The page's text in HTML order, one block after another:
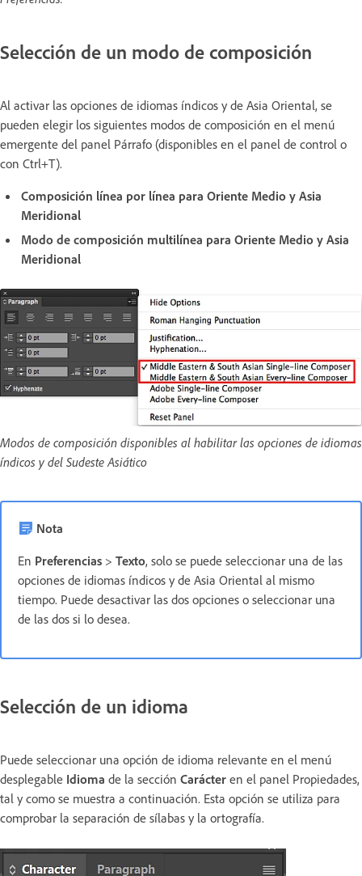
Selección de un modo de composición
Al activar las opciones de idiomas índicos y de Asia Oriental, se
pueden elegir los siguientes modos de composición en el menú
emergente del panel Párrafo (disponibles en el panel de control o
con Ctrl+T).
Composición línea por línea para Oriente Medio y Asia
Meridional
Modo de composición multilínea para Oriente Medio y Asia
Meridional
Modos de composición disponibles al habilitar las opciones de idiomas
índicos y del Sudeste Asiático
Nota
En Preferencias > Texto, solo se puede seleccionar una de las
opciones de idiomas índicos y de Asia Oriental al mismo
tiempo. Puede desactivar las dos opciones o seleccionar una
de las dos si lo desea.
Selección de un idioma
Puede seleccionar una opción de idioma relevante en el menú
desplegable Idioma de la sección Carácter en el panel Propiedades,
tal y como se muestra a continuación. Esta opción se utiliza para
comprobar la separación de sílabas y la ortografía.